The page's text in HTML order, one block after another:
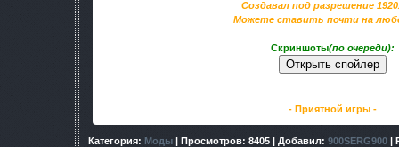
Создавал под разрешение
Можете ставить почти на
Скриншоты(по очереди):
- Приятной игры -
Категория: Моды | Просмотров: 8405 | Добавил: 900SERG900 |